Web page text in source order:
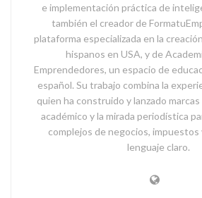
e implementación práctica de
también el creador de
plataforma especializada en la
hispanos en USA, y de
Emprendedores, un espacio de
español. Su trabajo combina la
quien ha construido y lanzado
académico y la mirada periodística
complejos de negocios,
lenguaje claro.